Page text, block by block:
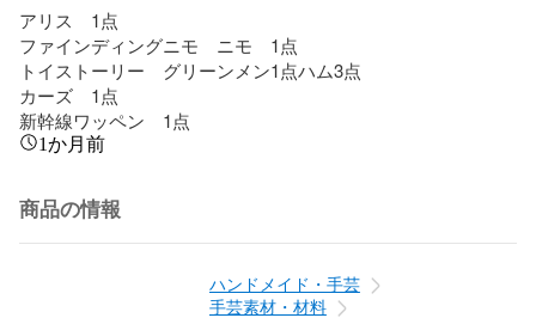
アリス　1点
ファインディングニモ　ニモ　1点
トイストーリー　グリーンメン1点ハム3点
カーズ　1点
新幹線ワッペン　1点
1か月前
商品の情報
ハンドメイド・手芸
手芸素材・材料